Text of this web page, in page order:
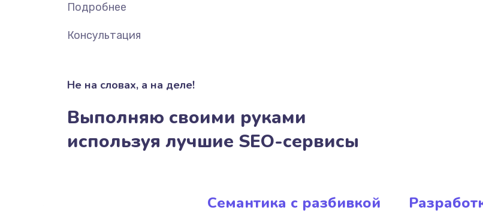
Подробнее
Консультация
Не на словах, а на деле!
Выполняю своими руками
используя лучшие SEO-сервисы
Семантика с разбивкой